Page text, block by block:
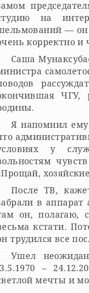
председателя
на
— он решился сам или кто-то ему подсказал — не знаю. Он
корректно и
Саша
ЧГУ,
Я напомнил ему
у
После ТВ,
в
он, полагаю,
кстати.
трудился все
Ушел
–
мечты и